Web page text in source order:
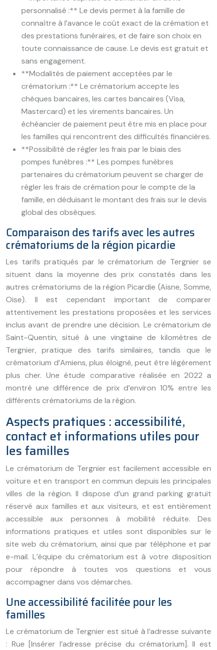
personnalisé :** Le devis permet à la famille de
connaître à l’avance le coût exact de la crémation et
des prestations funéraires, et de faire son choix en
toute connaissance de cause. Le devis est gratuit et
sans engagement.
**Modalités de paiement acceptées par le
crématorium :** Le crématorium accepte les
chèques bancaires, les cartes bancaires (Visa,
Mastercard) et les virements bancaires. Un
échéancier de paiement peut être mis en place pour
les familles qui rencontrent des difficultés financières.
**Possibilité de régler les frais par le biais des
pompes funèbres :** Les pompes funèbres
partenaires du crématorium peuvent se charger de
régler les frais de crémation pour le compte de la
famille, en déduisant le montant des frais sur le devis
global des obsèques.
Comparaison des tarifs avec les autres
crématoriums de la région picardie
Les tarifs pratiqués par le crématorium de Tergnier se
situent dans la moyenne des prix constatés dans les
autres crématoriums de la région Picardie (Aisne, Somme,
Oise). Il est cependant important de comparer
attentivement les prestations proposées et les services
inclus avant de prendre une décision. Le crématorium de
Saint-Quentin, situé à une vingtaine de kilomètres de
Tergnier, pratique des tarifs similaires, tandis que le
crématorium d’Amiens, plus éloigné, peut être légèrement
plus cher. Une étude comparative réalisée en 2022 a
montré une différence de prix d’environ 10% entre les
différents crématoriums de la région.
Aspects pratiques : accessibilité,
contact et informations utiles pour
les familles
Le crématorium de Tergnier est facilement accessible en
voiture et en transport en commun depuis les principales
villes de la région. Il dispose d’un grand parking gratuit
réservé aux familles et aux visiteurs, et est entièrement
accessible aux personnes à mobilité réduite. Des
informations pratiques et utiles sont disponibles sur le
site web du crématorium, ainsi que par téléphone et par
e-mail. L’équipe du crématorium est à votre disposition
pour répondre à toutes vos questions et vous
accompagner dans vos démarches.
Une accessibilité facilitée pour les
familles
Le crématorium de Tergnier est situé à l’adresse suivante
: Rue [Insérer l’adresse précise du crématorium]. Il est